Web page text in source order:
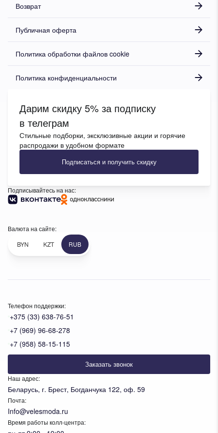
Телефон поддержки:
+375 (33) 638-76-51
+7 (969) 96-68-278
+7 (958) 58-15-115
Заказать звонок
Наш адрес:
Беларусь, г. Брест, Богданчука 122, оф. 59
Почта:
Info@velesmoda.ru
Время работы колл-центра:
Возврат
Публичная оферта
Политика обработки файлов cookie
Политика конфиденциальности
Дарим скидку 5% за подписку
в телеграм
Стильные подборки, эксклюзивные акции и горячие
распродажи в удобном формате
Подписаться и получить скидку
Подписывайтесь на нас:
Валюта на сайте:
BYN
KZT RUB